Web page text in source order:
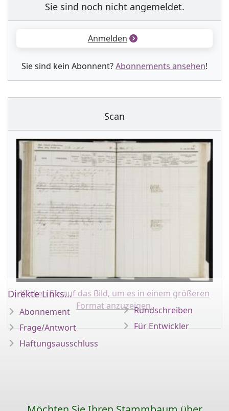
Sie sind noch nicht angemeldet.
Anmelden
Sie sind kein Abonnent?Abonnements ansehen!
Scan
Klicken Sie auf das Bild, um es in einem größeren
Format anzuzeigen.
Direkte Links...
Abonnement
Frage/Antwort
Haftungsausschluss
Rundschreiben
Für Entwickler